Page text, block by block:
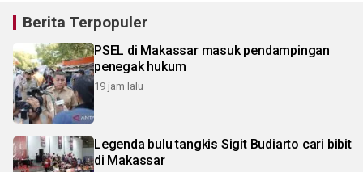
Berita Terpopuler
PSEL di Makassar masuk pendampingan
penegak hukum
19 jam lalu
Legenda bulu tangkis Sigit Budiarto cari bibit
di Makassar